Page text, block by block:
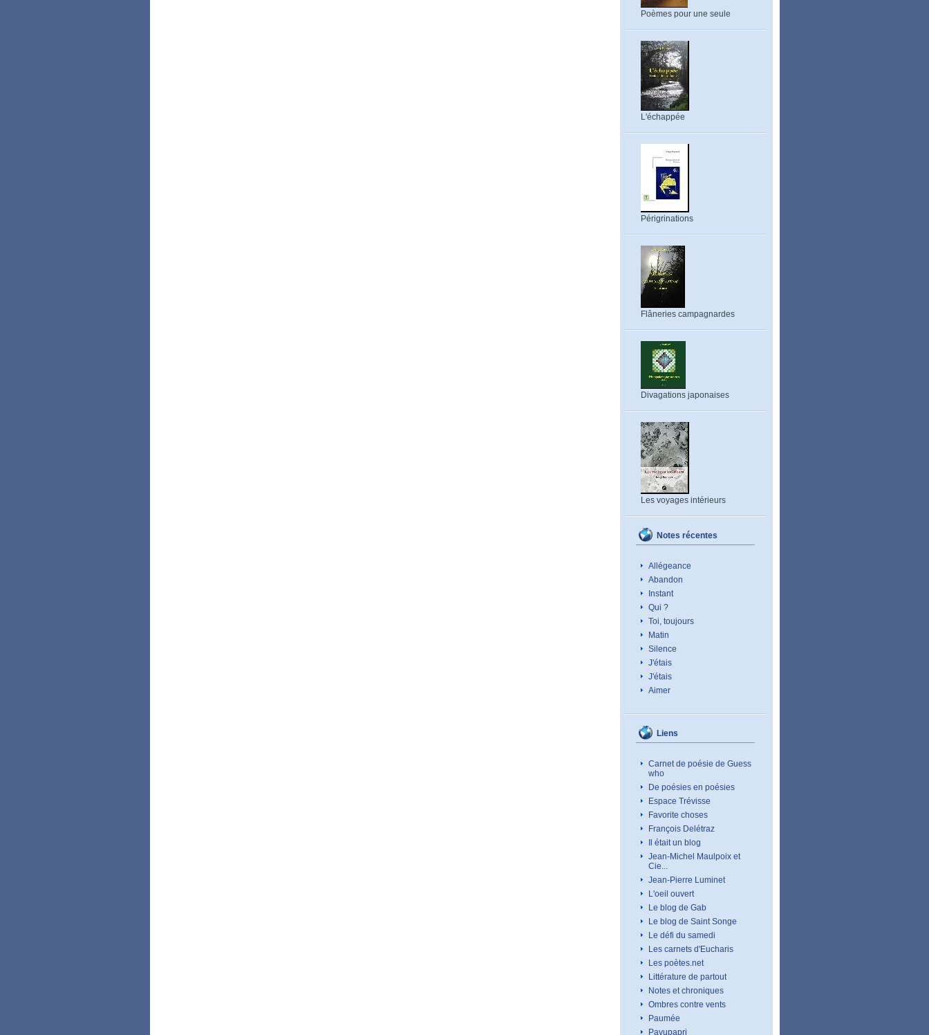
Poèmes pour une seule
L'échappée
Périgrinations
Flâneries campagnardes
Divagations japonaises
Les voyages intérieurs
Notes récentes
Allégeance
Abandon
Instant
Qui ?
Toi, toujours
Matin
Silence
J'étais
J'étais
Aimer
Liens
Carnet de poésie de Guess
who
De poésies en poésies
Espace Trévisse
Favorite choses
François Delétraz
Il était un blog
Jean-Michel Maulpoix et
Cie...
Jean-Pierre Luminet
L'oeil ouvert
Le blog de Gab
Le blog de Saint Songe
Le défi du samedi
Les carnets d'Eucharis
Les poètes.net
Littérature de partout
Notes et chroniques
Ombres contre vents
Paumée
Pavupapri